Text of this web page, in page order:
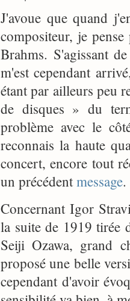
J'avoue que quand
compositeur, je
Brahms. S'agissant
m'est cependant
étant par ailleurs peu
de disques » du
problème avec le
reconnais la haute
concert, encore tout
un précédentmessage.
Concernant Igor
la suite de 1919 tirée
Seiji Ozawa, grand
proposé une belle
cependant d'avoir